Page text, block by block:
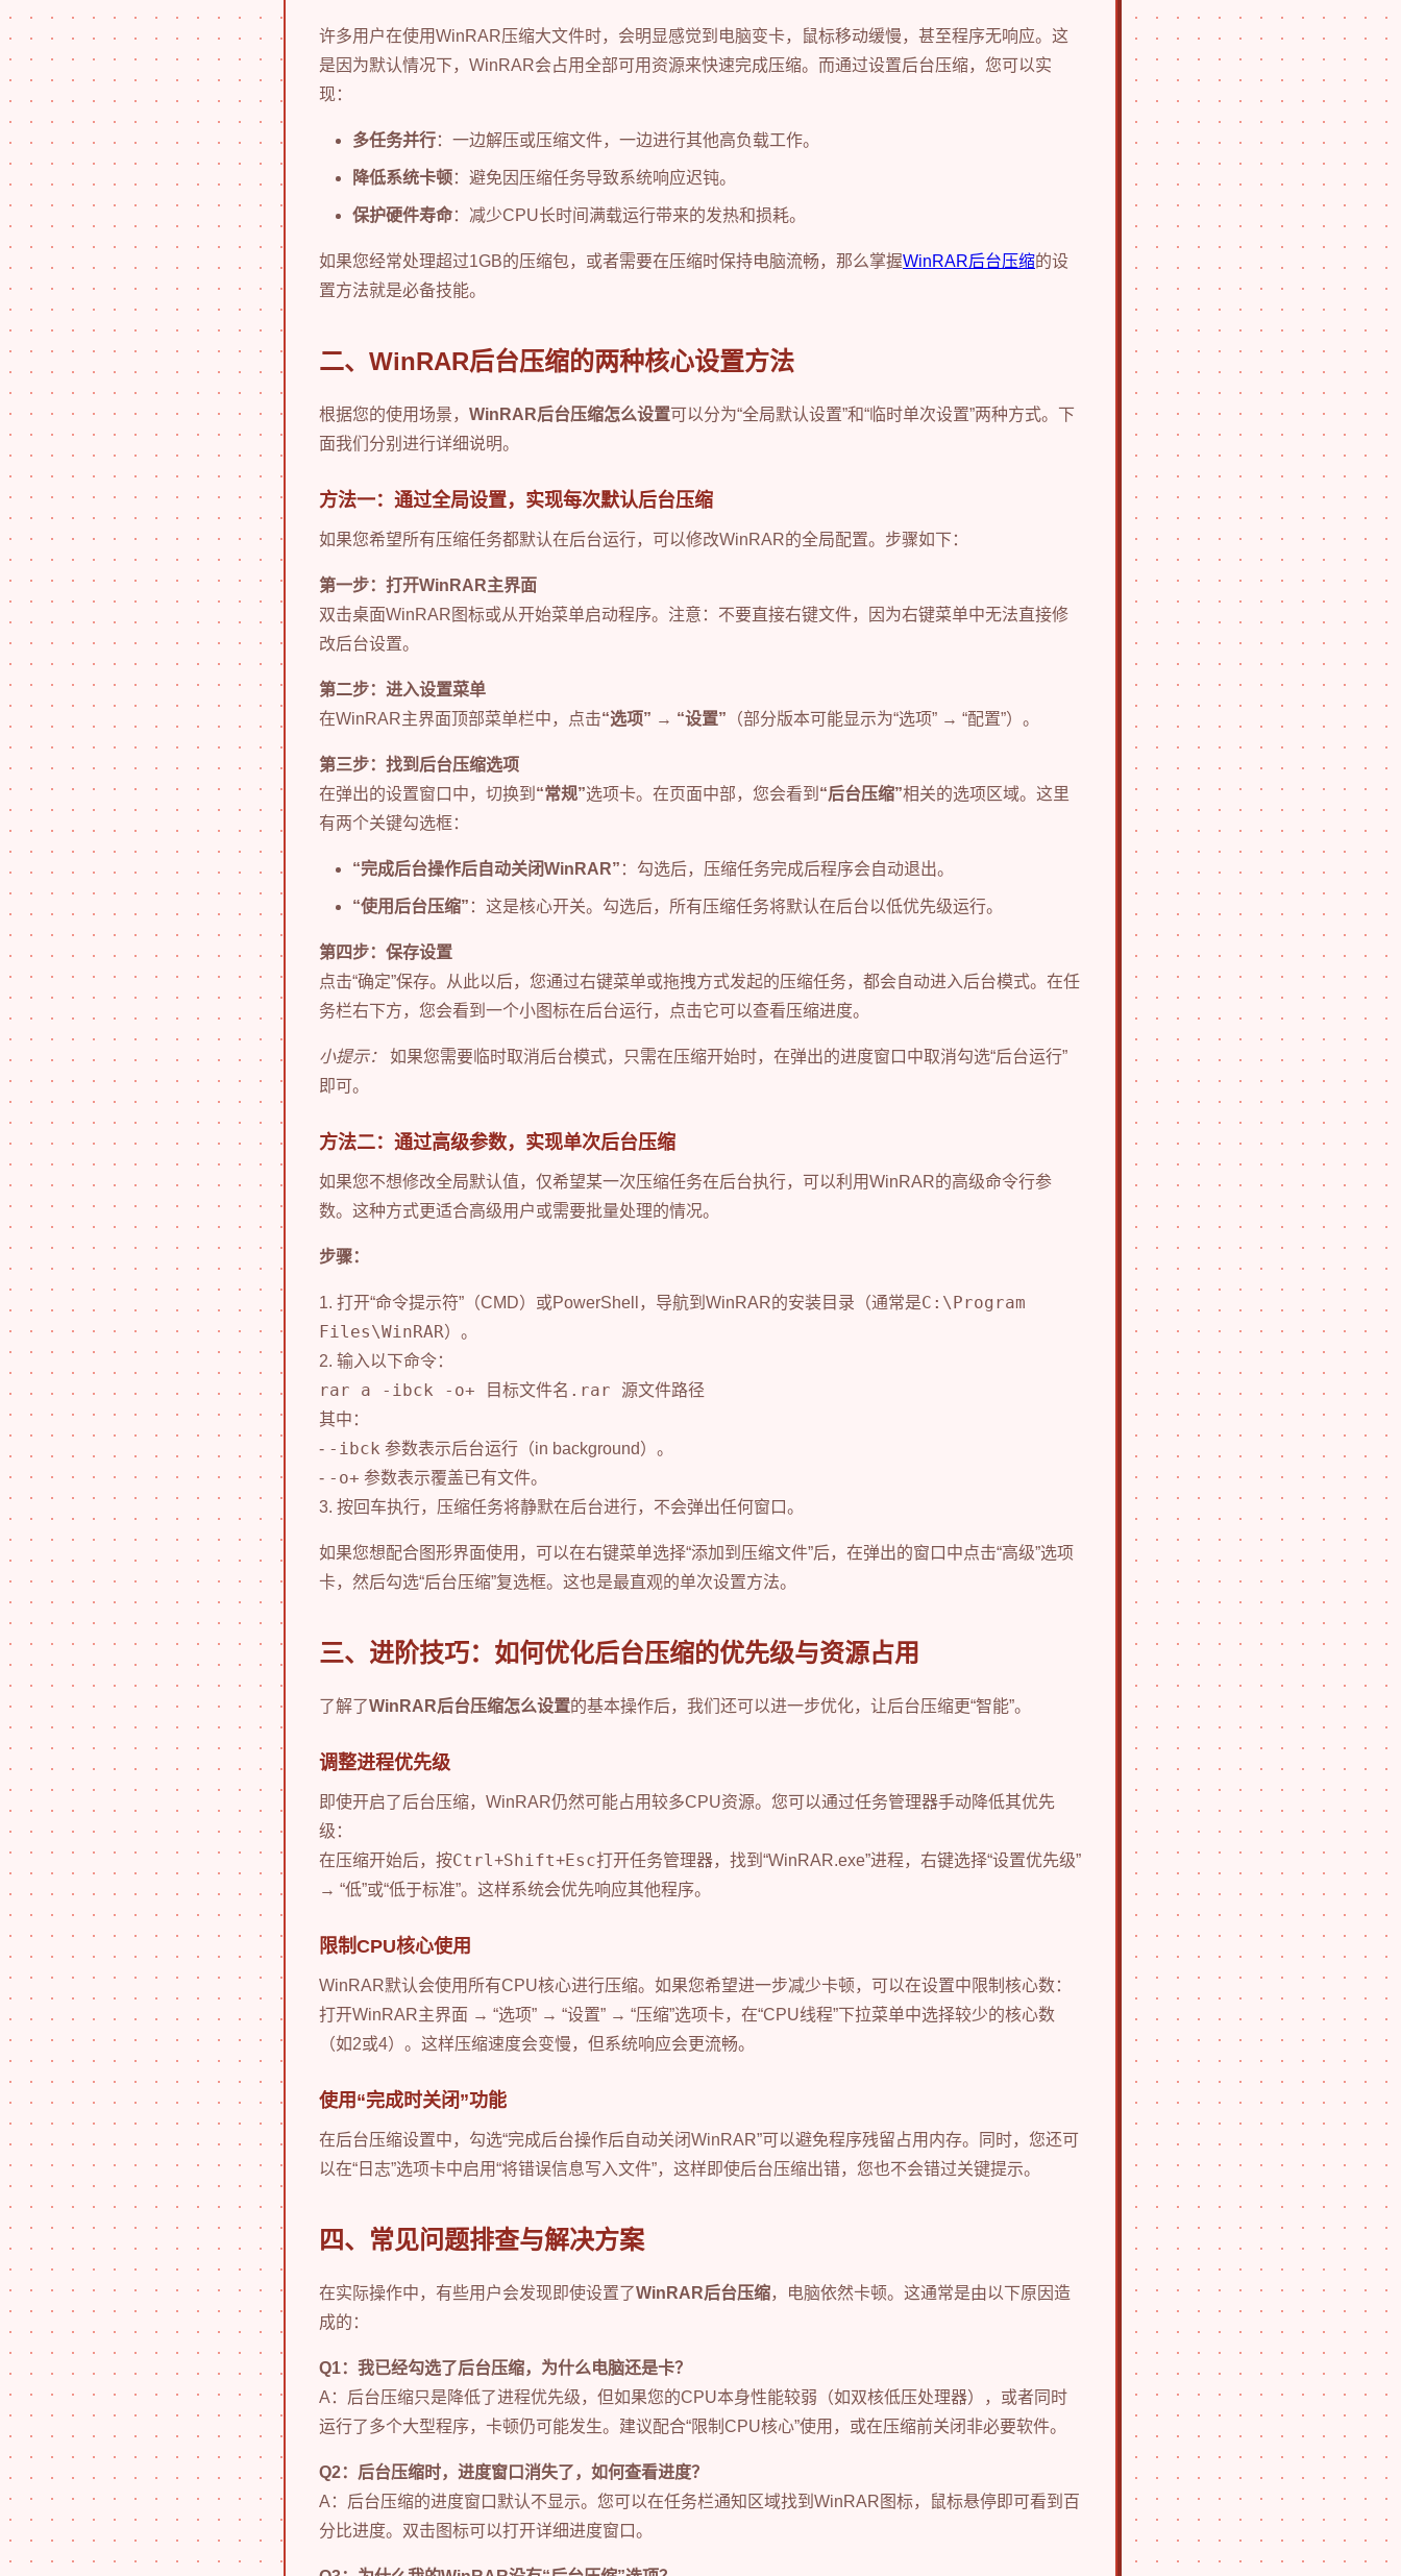
许多用户在使用WinRAR压缩大文件时，会明显感觉到电脑变卡，鼠标移动缓慢，甚至程序无响应。这
是因为默认情况下，WinRAR会占用全部可用资源来快速完成压缩。而通过设置后台压缩，您可以实
现：
多任务并行：一边解压或压缩文件，一边进行其他高负载工作。
降低系统卡顿：避免因压缩任务导致系统响应迟钝。
保护硬件寿命：减少CPU长时间满载运行带来的发热和损耗。
如果您经常处理超过1GB的压缩包，或者需要在压缩时保持电脑流畅，那么掌握WinRAR后台压缩的设
置方法就是必备技能。
二、WinRAR后台压缩的两种核心设置方法
根据您的使用场景， WinRAR后台压缩怎么设置可以分为“全局默认设置”和“临时单次设置”两种方式。下
面我们分别进行详细说明。
方法一：通过全局设置，实现每次默认后台压缩
如果您希望所有压缩任务都默认在后台运行，可以修改WinRAR的全局配置。步骤如下：
第一步：打开WinRAR主界面
双击桌面WinRAR图标或从开始菜单启动程序。注意：不要直接右键文件，因为右键菜单中无法直接修
改后台设置。
第二步：进入设置菜单
在WinRAR主界面顶部菜单栏中，点击“选项” → “设置” （部分版本可能显示为“选项” → “配置”）。
第三步：找到后台压缩选项
在弹出的设置窗口中，切换到 “常规”选项卡。在页面中部，您会看到 “后台压缩”相关的选项区域。这里
有两个关键勾选框：
“完成后台操作后自动关闭WinRAR” ：勾选后，压缩任务完成后程序会自动退出。
“使用后台压缩” ：这是核心开关。勾选后，所有压缩任务将默认在后台以低优先级运行。
第四步：保存设置
点击“确定”保存。从此以后，您通过右键菜单或拖拽方式发起的压缩任务，都会自动进入后台模式。在任
务栏右下方，您会看到一个小图标在后台运行，点击它可以查看压缩进度。
小提示：
如果您需要临时取消后台模式，只需在压缩开始时，在弹出的进度窗口中取消勾选“后台运行”
即可。
方法二：通过高级参数，实现单次后台压缩
如果您不想修改全局默认值，仅希望某一次压缩任务在后台执行，可以利用WinRAR的高级命令行参
数。这种方式更适合高级用户或需要批量处理的情况。
步骤：
1. 打开“命令提示符”（CMD）或PowerShell，导航到WinRAR的安装目录（通常是C:\Program
Files\WinRAR）。
2. 输入以下命令：
rar a -ibck -o+ 目标文件名.rar 源文件路径
其中：
- -ibck 参数表示后台运行（in background）。
- -o+ 参数表示覆盖已有文件。
3. 按回车执行，压缩任务将静默在后台进行，不会弹出任何窗口。
如果您想配合图形界面使用，可以在右键菜单选择“添加到压缩文件”后，在弹出的窗口中点击“高级”选项
卡，然后勾选“后台压缩”复选框。这也是最直观的单次设置方法。
三、进阶技巧：如何优化后台压缩的优先级与资源占用
了解了WinRAR后台压缩怎么设置的基本操作后，我们还可以进一步优化，让后台压缩更“智能”。
调整进程优先级
即使开启了后台压缩，WinRAR仍然可能占用较多CPU资源。您可以通过任务管理器手动降低其优先
级：
在压缩开始后，按Ctrl+Shift+Esc打开任务管理器，找到“WinRAR.exe”进程，右键选择“设置优先级”
→ “低”或“低于标准”。这样系统会优先响应其他程序。
限制CPU核心使用
WinRAR默认会使用所有CPU核心进行压缩。如果您希望进一步减少卡顿，可以在设置中限制核心数：
打开WinRAR主界面 → “选项” → “设置” → “压缩”选项卡，在“CPU线程”下拉菜单中选择较少的核心数
（如2或4）。这样压缩速度会变慢，但系统响应会更流畅。
使用“完成时关闭”功能
在后台压缩设置中，勾选“完成后台操作后自动关闭WinRAR”可以避免程序残留占用内存。同时，您还可
以在“日志”选项卡中启用“将错误信息写入文件”，这样即使后台压缩出错，您也不会错过关键提示。
四、常见问题排查与解决方案
在实际操作中，有些用户会发现即使设置了WinRAR后台压缩，电脑依然卡顿。这通常是由以下原因造
成的：
Q1：我已经勾选了后台压缩，为什么电脑还是卡？
A：后台压缩只是降低了进程优先级，但如果您的CPU本身性能较弱（如双核低压处理器），或者同时
运行了多个大型程序，卡顿仍可能发生。建议配合“限制CPU核心”使用，或在压缩前关闭非必要软件。
Q2：后台压缩时，进度窗口消失了，如何查看进度？
A：后台压缩的进度窗口默认不显示。您可以在任务栏通知区域找到WinRAR图标，鼠标悬停即可看到百
分比进度。双击图标可以打开详细进度窗口。